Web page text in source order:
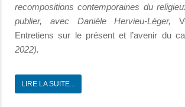
recompositions contemporaines du
publier, avec Danièle Hervieu-Léger,
Entretiens sur le présent et l’avenir du
2022).
LIRE LA SUITE...